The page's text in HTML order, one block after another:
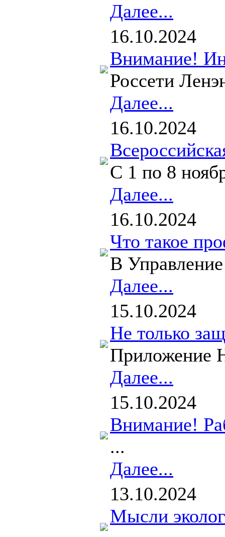
Далее...
16.10.2024
Внимание!
Россети
Далее...
16.10.2024
С 1 по 8
Далее...
16.10.2024
Что такое
В Управление
Далее...
15.10.2024
Не только
Приложение
Далее...
15.10.2024
Внимание!
...
Далее...
13.10.2024
Мысли